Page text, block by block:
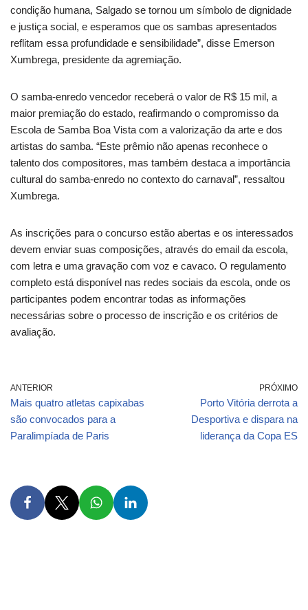
condição humana, Salgado se tornou um símbolo de dignidade
e justiça social, e esperamos que os sambas apresentados
reflitam essa profundidade e sensibilidade”, disse Emerson
Xumbrega, presidente da agremiação.
O samba-enredo vencedor receberá o valor de R$ 15 mil, a
maior premiação do estado, reafirmando o compromisso da
Escola de Samba Boa Vista com a valorização da arte e dos
artistas do samba. “Este prêmio não apenas reconhece o
talento dos compositores, mas também destaca a importância
cultural do samba-enredo no contexto do carnaval”, ressaltou
Xumbrega.
As inscrições para o concurso estão abertas e os interessados
devem enviar suas composições, através do email da escola,
com letra e uma gravação com voz e cavaco. O regulamento
completo está disponível nas redes sociais da escola, onde os
participantes podem encontrar todas as informações
necessárias sobre o processo de inscrição e os critérios de
avaliação.
ANTERIOR
Mais quatro atletas capixabas
são convocados para a
Paralimpíada de Paris
PRÓXIMO
Porto Vitória derrota a
Desportiva e dispara na
liderança da Copa ES